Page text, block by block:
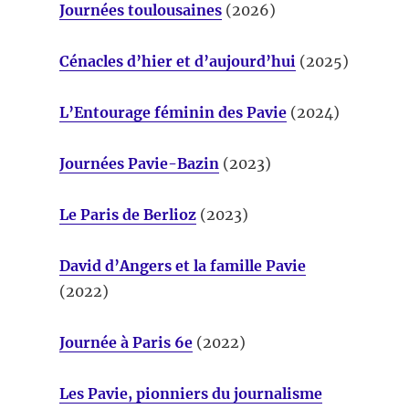
Journées toulousaines(2026)
Cénacles d’hier et d’aujourd’hui (2025)
L’Entourage féminin des Pavie (2024)
Journées Pavie-Bazin(2023)
Le Paris de Berlioz(2023)
David d’Angers et la famille Pavie
(2022)
Journée à Paris 6e(2022)
Les Pavie, pionniers du journalisme